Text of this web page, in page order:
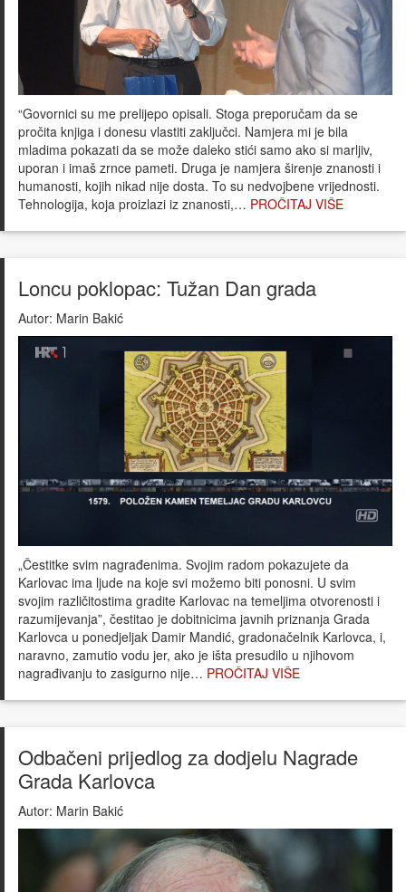
“Govornici su me prelijepo opisali. Stoga preporučam da se
pročita knjiga i donesu vlastiti zaključci. Namjera mi je bila
mladima pokazati da se može daleko stići samo ako si marljiv,
uporan i imaš zrnce pameti. Druga je namjera širenje znanosti i
humanosti, kojih nikad nije dosta. To su nedvojbene vrijednosti.
Tehnologija, koja proizlazi iz znanosti,… PROČITAJ VIŠE
Loncu poklopac: Tužan Dan grada
Autor: Marin Bakić
„Čestitke svim nagrađenima. Svojim radom pokazujete da
Karlovac ima ljude na koje svi možemo biti ponosni. U svim
svojim različitostima gradite Karlovac na temeljima otvorenosti i
razumijevanja”, čestitao je dobitnicima javnih priznanja Grada
Karlovca u ponedjeljak Damir Mandić, gradonačelnik Karlovca, i,
naravno, zamutio vodu jer, ako je išta presudilo u njihovom
nagrađivanju to zasigurno nije… PROČITAJ VIŠE
Odbačeni prijedlog za dodjelu Nagrade
Grada Karlovca
Autor: Marin Bakić